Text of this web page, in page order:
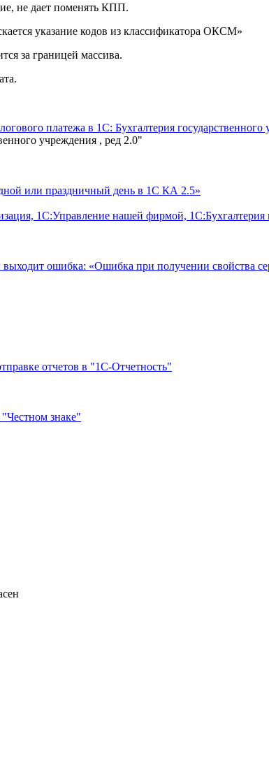
не дает поменять КПП.
указание кодов из классификатора ОКСМ»
за границей массива.
платежа в 1С: Бухгалтерия государственного
учреждения , ред 2.0"
или праздничный день в 1С КА 2.5»
1С:Управление нашей фирмой, 1С:Бухгалтерия
ошибка: «Ошибка при получении свойства
отчетов в "1С-Отчетность"
знаке"